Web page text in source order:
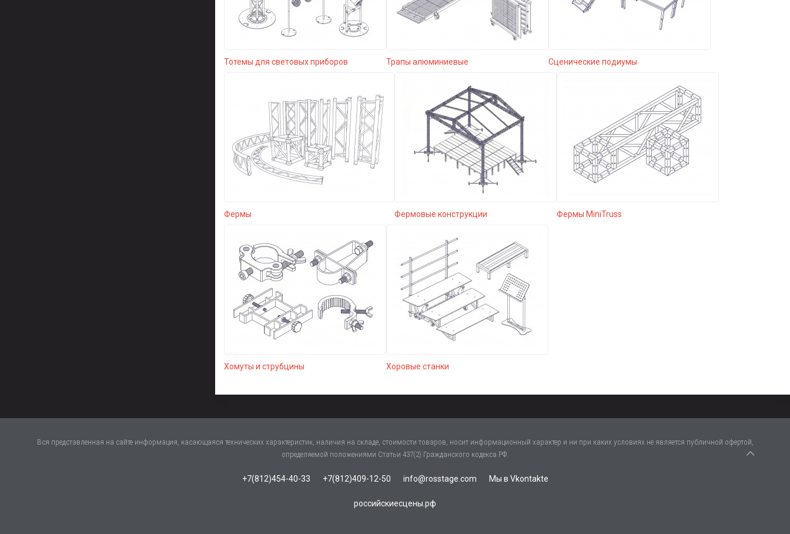
Тотемы для световых приборов Трапы алюминиевые Сценические подиумы
Фермы Фермовые конструкции Фермы MiniTruss
Хомуты и струбцины Хоровые станки
Вся представленная на сайте информация, касающаяся технических характеристик, наличия на складе, стоимости товаров, носит информационный характер и ни при каких условиях не является публичной офертой,
определяемой положениями Статьи 437(2) Гражданского кодекса РФ.
+7(812)454-40-33 +7(812)409-12-50 info@rosstage.com Мы в Vkontakte
российскиесцены.рф